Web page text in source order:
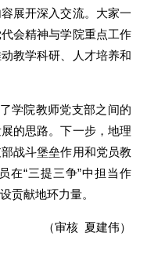
展开深入交流。大家一
会精神与学院重点工作
教学科研、人才培养和
学院教师党支部之间的
的思路。下一步，地理
战斗堡垒作用和党员教
在“三提三争”中担当作
贡献地环力量。
（审核 夏建伟）